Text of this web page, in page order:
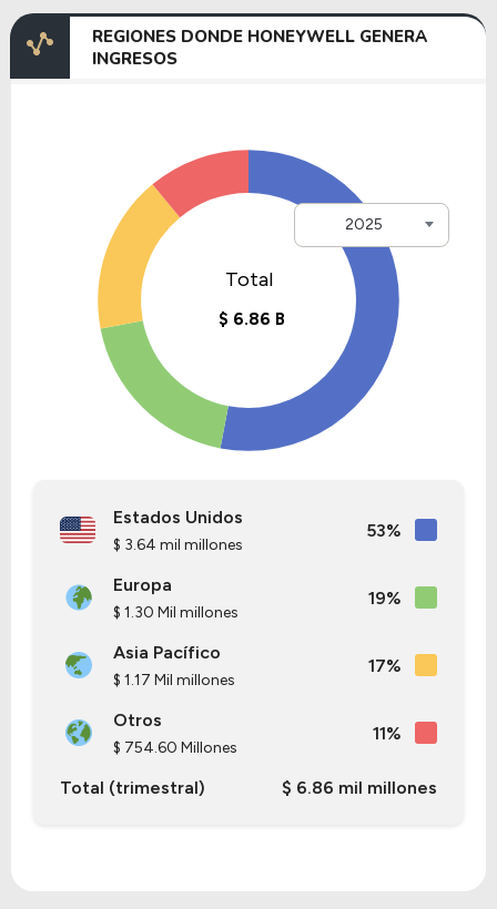
REGIONES DONDE HONEYWELL GENERA
INGRESOS
2025
Estados Unidos
$ 3.64 mil millones
53%
Europa
$ 1.30 Mil millones
19%
Asia Pacífico
$ 1.17 Mil millones
17%
Otros
$ 754.60 Millones
11%
Total (trimestral) $ 6.86 mil millones